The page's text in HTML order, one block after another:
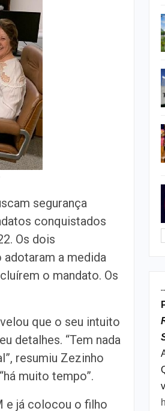
segurança
conquistados
Os dois
adotaram a medida
o mandato. Os
que o seu intuito
detalhes. “Tem nada
resumiu Zezinho
muito tempo”.
e já colocou o filho
emprego em Aracaju
nesta sexta-feira